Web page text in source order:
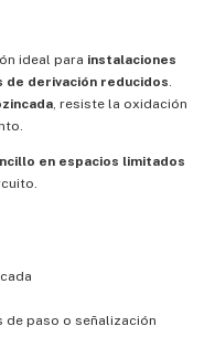
ideal para instalaciones
de derivación reducidos.
, resiste la oxidación
en espacios limitados
de paso o señalización